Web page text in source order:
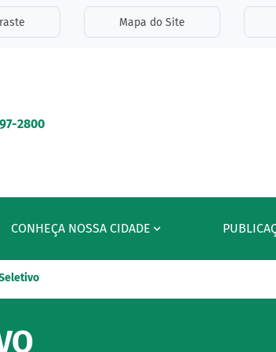
de acessibilidade
Mapa do Site
2800
CONHEÇA NOSSA CIDADE